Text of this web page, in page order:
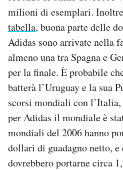
milioni di esemplari.
tabella, buona parte delle
Adidas sono arrivate nella
almeno una tra Spagna e
per la finale. È probabile
batterà l’Uruguay e la sua
scorsi mondiali con l’Italia,
per Adidas il mondiale è
mondiali del 2006 hanno
dollari di guadagno netto, e
dovrebbero portarne circa